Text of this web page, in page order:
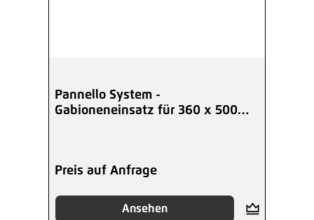
Pannello System -
Gabioneneinsatz für 360 x 500
Preis auf Anfrage
Ansehen